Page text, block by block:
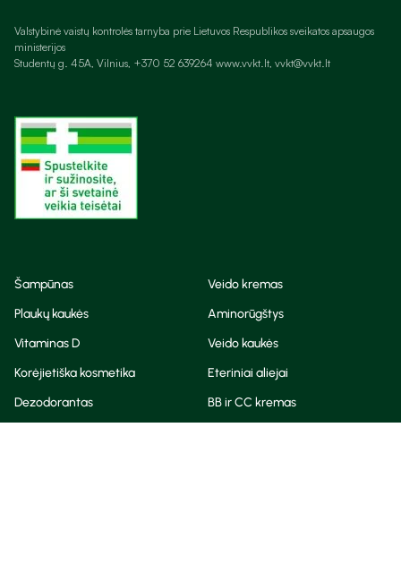
Valstybinė vaistų kontrolės tarnyba prie Lietuvos Respublikos sveikatos apsaugos
ministerijos
Studentų g. 45A, Vilnius, +370 52 639264 www.vvkt.lt, vvkt@vvkt.lt
Šampūnas
Veido kremas
Plaukų kaukės
Aminorūgštys
Vitaminas D
Veido kaukės
Korėjietiška kosmetika
Eteriniai aliejai
Dezodorantas
BB ir CC kremas